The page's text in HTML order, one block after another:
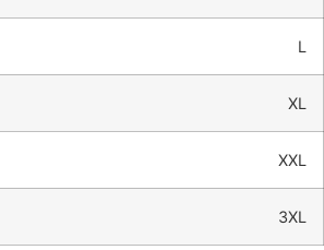
L
XL
XXL
3XL